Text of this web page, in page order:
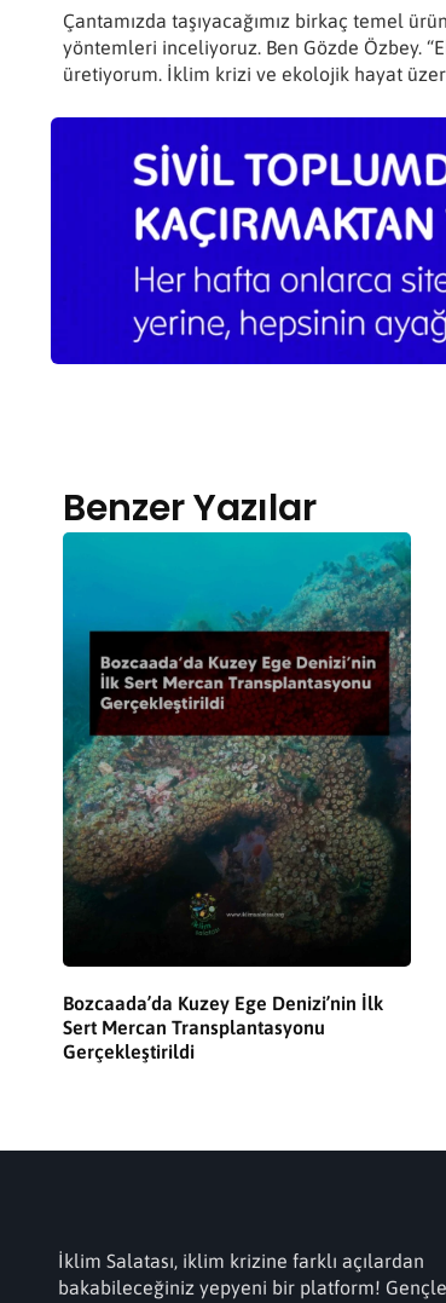
Çantamızda taşıyacağımız birkaç temel
yöntemleri inceliyoruz. Ben Gözde Özbey.
üretiyorum. İklim krizi ve ekolojik hayat
Benzer Yazılar
Bozcaada’da Kuzey Ege Denizi’nin İlk
Sert Mercan Transplantasyonu
Gerçekleştirildi
İklim Salatası, iklim krizine farklı açılardan
bakabileceğiniz yepyeni bir platform!